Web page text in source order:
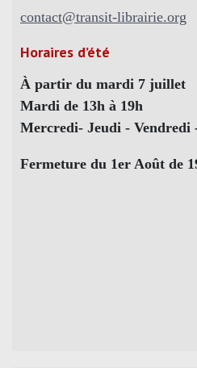
contact@transit-librairie.org
Horaires d’été
À partir du mardi 7 juillet
Mardi de 13h à 19h
Mercredi- Jeudi - Vendredi
Fermeture du 1er Août de